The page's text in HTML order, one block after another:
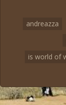
andreazza
is world of